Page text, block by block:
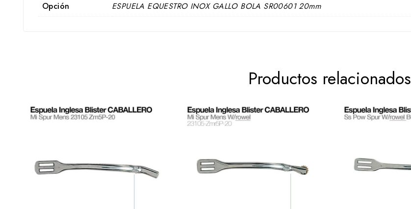
Opción ESPUELA EQUESTRO INOX GALLO BOLA SR00601 20mm
Productos relacionados